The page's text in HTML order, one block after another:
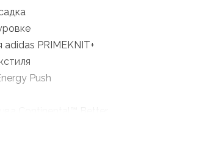
adidas PRIMEKNIT+
Push
на 30% легче. Все крошечные